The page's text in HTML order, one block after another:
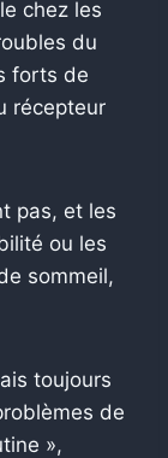
chez les
du
forts de
récepteur
pas, et les
ou les
sommeil,
toujours
de
»,